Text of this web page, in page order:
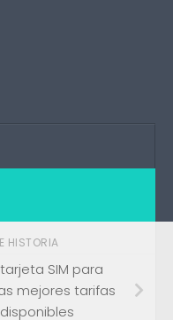
HISTORIA
SIM para
mejores tarifas